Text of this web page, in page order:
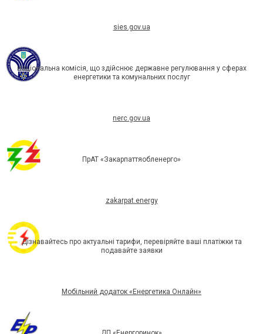
sies.gov.ua
Національна комісія, що здійснює державне регулювання у сферах
енергетики та комунальних послуг
nerc.gov.ua
ПрАТ «Закарпаттяобленерго»
zakarpat.energy
Дізнавайтесь про актуальні тарифи, перевіряйте ваші платіжки та
подавайте заявки
Мобільний додаток «Енергетика Онлайн»